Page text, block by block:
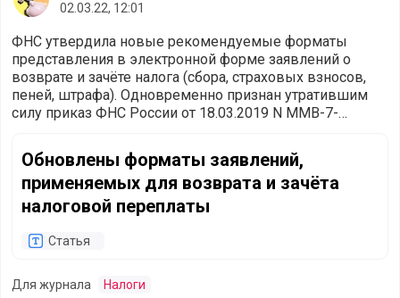
02.03.22, 12:01
ФНС утвердила новые рекомендуемые форматы
представления в электронной форме заявлений о
возврате и зачёте налога (сбора, страховых взносов,
пеней, штрафа). Одновременно признан утратившим
силу приказ ФНС России от 18.03.2019 N ММВ-7-
аналогичных заявлений.
Обновлены форматы заявлений,
применяемых для возврата и зачёта
налоговой переплаты
Статья
Для журнала Налоги